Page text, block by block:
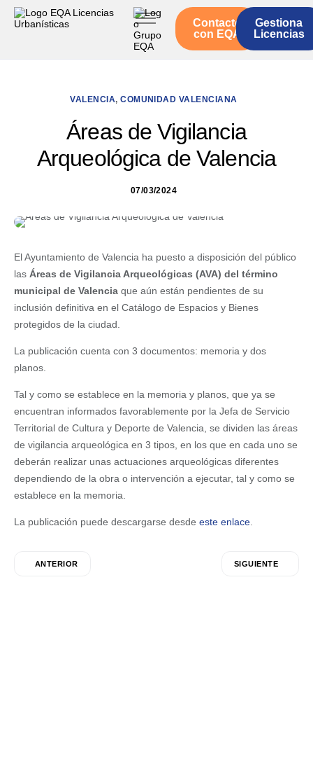
Servicios
Contacto
con EQA
Gestiona
Licencias
VALENCIA,COMUNIDAD VALENCIANA
Áreas de Vigilancia
Arqueológica de Valencia
07/03/2024
El Ayuntamiento de Valencia ha puesto a disposición del público
las Áreas de Vigilancia Arqueológicas (AVA) del término
municipal de Valencia que aún están pendientes de su
inclusión definitiva en el Catálogo de Espacios y Bienes
protegidos de la ciudad.
La publicación cuenta con 3 documentos: memoria y dos
planos.
Tal y como se establece en la memoria y planos, que ya se
encuentran informados favorablemente por la Jefa de Servicio
Territorial de Cultura y Deporte de Valencia, se dividen las áreas
de vigilancia arqueológica en 3 tipos, en los que en cada uno se
deberán realizar unas actuaciones arqueológicas diferentes
dependiendo de la obra o intervención a ejecutar, tal y como se
establece en la memoria.
La publicación puede descargarse desde este enlace
ANTERIOR SIGUIENTE